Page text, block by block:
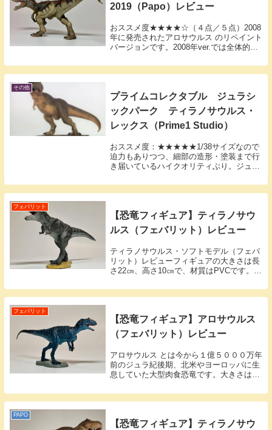
2019（Papo）レビュー
おススメ度★★★★☆（４点／５点）2008
年に発売されたアロサウルス のリペイント
バージョンです。2008年ver.では全体的な
2019ver.から緑色が赤茶色に変更されてい
ます。背中が赤く塗られていて...
その他
プライムコレクタブル ジュラシ
ックパーク ティラノサウルス・
レックス（Prime1 Studio）
おススメ度：★★★★★1/38サイズなので
迫力もありつつ、細部の造形・塗装まで行
き届いているハイクオリティぶり。ジュラ
で、ティラノサウルス好きだけじゃなく、
JPファンも買いです。今回取り上げるのは
フェバリット
【恐竜フィギュア】ティラノサウ
ルス（フェバリット）レビュー
ティラノサウルス・ソフトモデル（フェバ
リット）レビューフィギュアの大きさは長
さ22㎝、高さ10㎝で、材質はPVCです。恐
す。カラーは黒色基調でとてもシブく仕上
がっています。ティラノサウルスは体全体
フェバリット
【恐竜フィギュア】アロサウルス
（フェバリット）レビュー
アロサウルス とは今から１億５０００万年
前のジュラ紀後期、北米やヨーロッパに生
息していた大型肉食恐竜です。大きさは全
おり、２本の後ろ足で立ち、大きな頭と長
い尻尾でバランスを取るように歩いていま
PAPO
【恐竜フィギュア】ティラノサウ